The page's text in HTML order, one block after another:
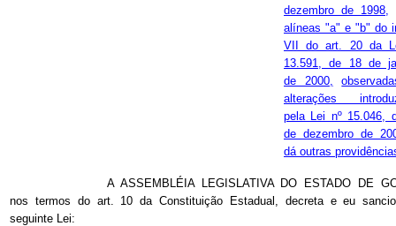
dezembro de 1998,
alíneas "a" e "b" do
VII do art. 20 da
13.591, de 18 de
de 2000,
alterações
pela Lei nº 15.046,
de dezembro de
dá outras
A ASSEMBLÉIA LEGISLATIVA DO ESTADO DE
nos termos do art. 10 da Constituição Estadual, decreta e eu
seguinte Lei: